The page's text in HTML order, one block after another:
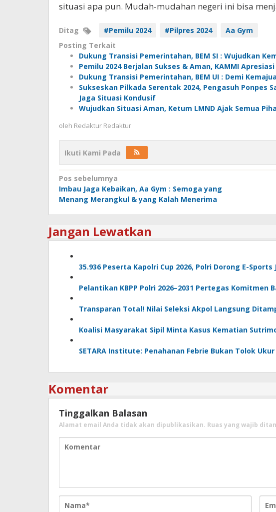
situasi apa pun. Mudah-mudahan negeri ini bisa
Ditag #Pemilu 2024 #Pilpres 2024
Aa Gym
Posting Terkait
Dukung Transisi Pemerintahan, BEM SI : Wujudkan
Pemilu 2024 Berjalan Sukses & Aman, KAMMI
Dukung Transisi Pemerintahan, BEM UI : Demi
Sukseskan Pilkada Serentak 2024, Pengasuh Ponpes
Jaga Situasi Kondusif
Wujudkan Situasi Aman, Ketum LMND Ajak Semua
oleh Redaktur Redaktur
Ikuti Kami Pada
Navigasi
pos
Pos sebelumnya
Imbau Jaga Kebaikan, Aa Gym : Semoga yang
Menang Merangkul & yang Kalah Menerima
Jangan Lewatkan
35.936 Peserta Kapolri Cup 2026, Polri Dorong E-
Pelantikan KBPP Polri 2026–2031 Pertegas Komitmen
Transparan Total! Nilai Seleksi Akpol Langsung
Koalisi Masyarakat Sipil Minta Kasus Kematian
SETARA Institute: Penahanan Febrie Bukan Tolok
Komentar
Tinggalkan Balasan
Alamat email Anda tidak akan dipublikasikan. Ruas yang wajib